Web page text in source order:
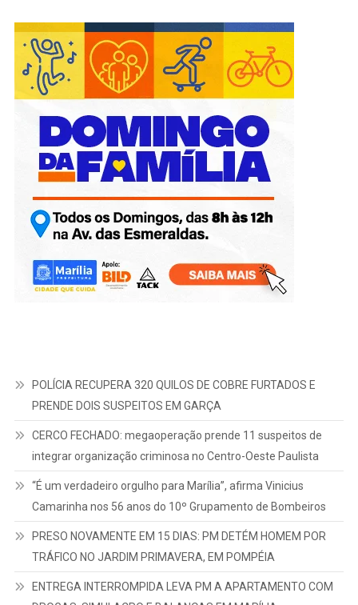
POLÍCIA RECUPERA 320 QUILOS DE COBRE FURTADOS E
PRENDE DOIS SUSPEITOS EM GARÇA
CERCO FECHADO: megaoperação prende 11 suspeitos de
integrar organização criminosa no Centro-Oeste Paulista
“É um verdadeiro orgulho para Marília”, afirma Vinicius
Camarinha nos 56 anos do 10º Grupamento de Bombeiros
PRESO NOVAMENTE EM 15 DIAS: PM DETÉM HOMEM POR
TRÁFICO NO JARDIM PRIMAVERA, EM POMPÉIA
ENTREGA INTERROMPIDA LEVA PM A APARTAMENTO COM